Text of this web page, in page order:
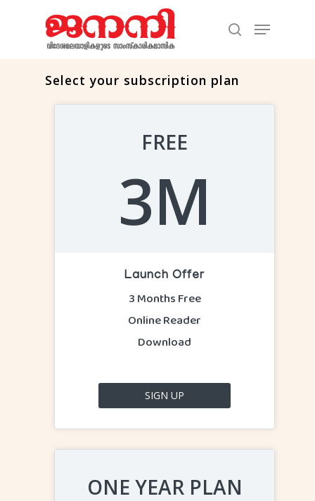
Hit enter to search or ESC to close
Select your subscription plan
FREE
3M
Launch Offer
3 Months Free
Online Reader
Download
SIGN UP
ONE YEAR PLAN